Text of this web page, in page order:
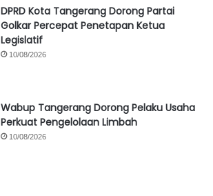
DPRD Kota Tangerang Dorong Partai
Golkar Percepat Penetapan Ketua
Legislatif
10/08/2026
Wabup Tangerang Dorong Pelaku Usaha
Perkuat Pengelolaan Limbah
10/08/2026